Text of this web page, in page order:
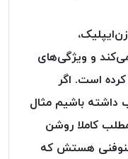
و ویژگی‌های
است. اگر
باشیم مثال
کاملا روشن
هستش که